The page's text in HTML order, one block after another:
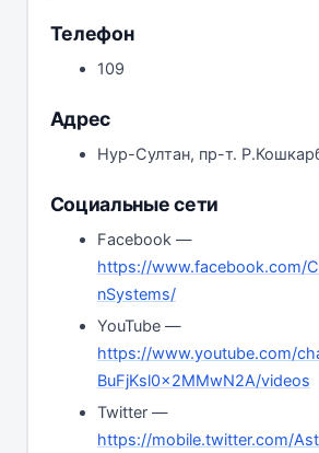
Телефон
109
Адрес
Нур-Султан, пр-т.
Социальные сети
Facebook —
https://www.facebook.com/
nSystems/
YouTube —
https://www.youtube.com/
BuFjKsl0x2MMwN2A/videos
Twitter —
https://mobile.twitter.com/